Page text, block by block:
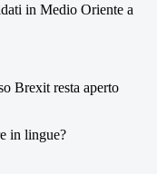
in Medio Oriente a
Brexit resta aperto
in lingue?